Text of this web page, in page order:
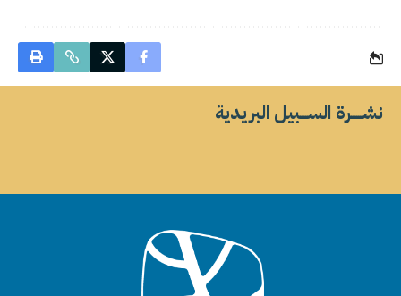
نشــــــرة الســــبيل البريدية